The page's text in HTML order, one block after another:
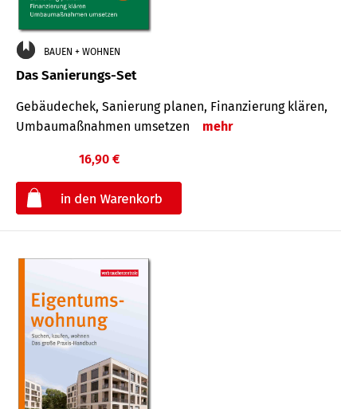
BAUEN + WOHNEN
Das Sanierungs-Set
Gebäudechek, Sanierung planen, Finanzierung klären,
Umbaumaßnahmen umsetzen
mehr
16,90 €